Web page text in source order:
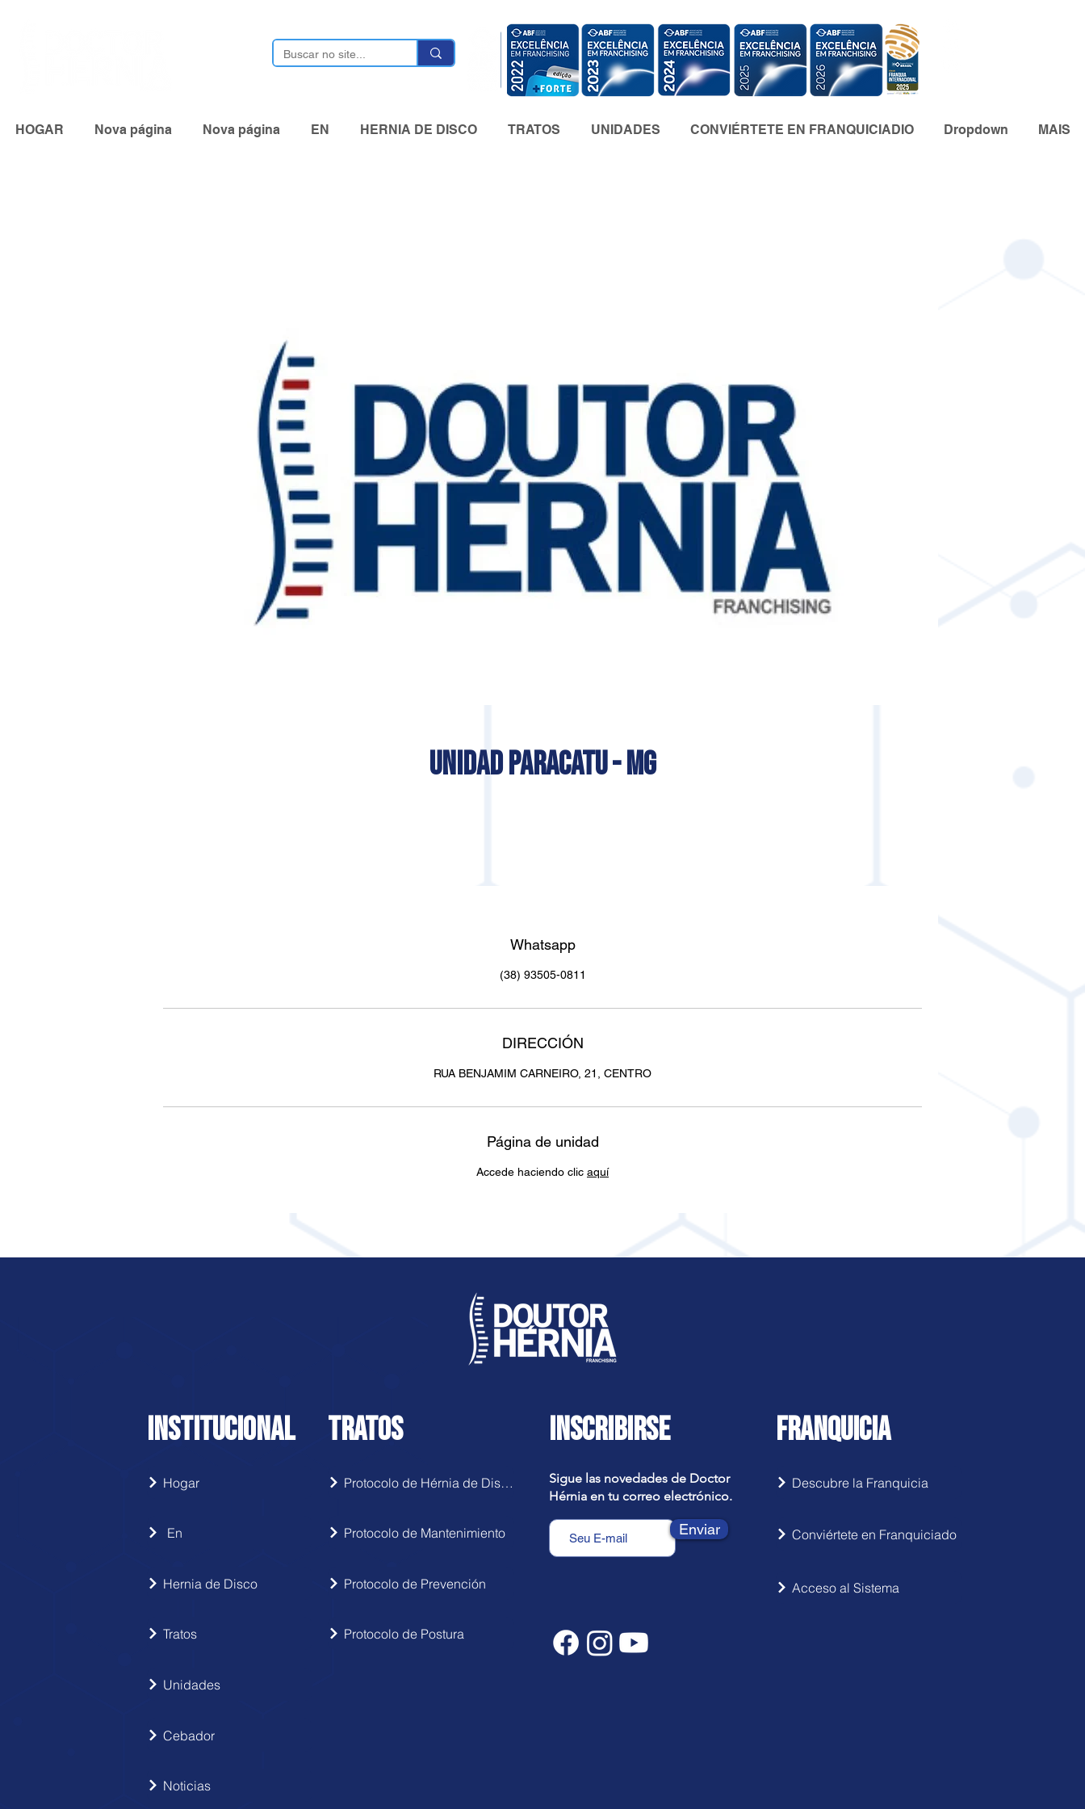
HOGAR Nova página Nova página EN HERNIA DE DISCO TRATOS UNIDADES CONVIÉRTETE EN FRANQUICIADIO Dropdown MAIS
UNIDAD PARACATU - MG
Whatsapp
(38) 93505-0811
DIRECCIÓN
RUA BENJAMIM CARNEIRO, 21, CENTRO
Página de unidad
Accede haciendo clic aquí
INSTITUCIONAL TRATOS INSCRIBIRSE FRANQUICIA
Hogar
En
Hernia de Disco
Tratos
Unidades
Cebador
Noticias
Protocolo de Hérnia de Disco
Protocolo de Mantenimiento
Protocolo de Prevención
Protocolo de Postura
Sigue las novedades de Doctor
Hérnia en tu correo electrónico.
Enviar
Descubre la Franquicia
Conviértete en Franquiciado
Acceso al Sistema